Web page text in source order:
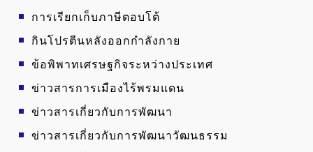
การเรียกเก็บภาษีตอบโต้
กินโปรตีนหลังออกกำลังกาย
ข้อพิพาทเศรษฐกิจระหว่างประเทศ
ข่าวสารการเมืองไร้พรมแดน
ข่าวสารเกี่ยวกับการพัฒนา
ข่าวสารเกี่ยวกับการพัฒนาวัฒนธรรม